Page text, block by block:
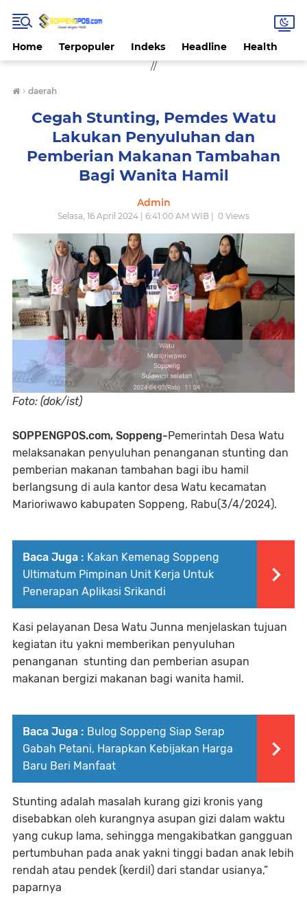
Home Terpopuler Indeks Headline Health
//
› daerah
Cegah Stunting, Pemdes Watu
Lakukan Penyuluhan dan
Pemberian Makanan Tambahan
Bagi Wanita Hamil
Admin
Selasa, 16 April 2024 | 6:41:00 AM WIB | 0 Views
Foto: (dok/ist)
SOPPENGPOS.com, Soppeng-Pemerintah Desa Watu
melaksanakan penyuluhan penanganan stunting dan
pemberian makanan tambahan bagi ibu hamil
berlangsung di aula kantor desa Watu kecamatan
Marioriwawo kabupaten Soppeng, Rabu(3/4/2024).
Baca Juga : Kakan Kemenag Soppeng
Ultimatum Pimpinan Unit Kerja Untuk
Penerapan Aplikasi Srikandi
Kasi pelayanan Desa Watu Junna menjelaskan tujuan
kegiatan itu yakni memberikan penyuluhan
penanganan stunting dan pemberian asupan
makanan bergizi makanan bagi wanita hamil.
Baca Juga : Bulog Soppeng Siap Serap
Gabah Petani, Harapkan Kebijakan Harga
Baru Beri Manfaat
Stunting adalah masalah kurang gizi kronis yang
disebabkan oleh kurangnya asupan gizi dalam waktu
yang cukup lama, sehingga mengakibatkan gangguan
pertumbuhan pada anak yakni tinggi badan anak lebih
rendah atau pendek (kerdil) dari standar usianya,”
paparnya